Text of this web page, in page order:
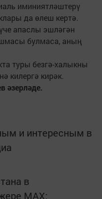
иминиятләштерү
да өлеш кертә.
апаслы эшләгән
булмаса, аның
туры безгә-халыкны
килергә кирәк.
әзерләде.
и интересным в
в
MАХ: